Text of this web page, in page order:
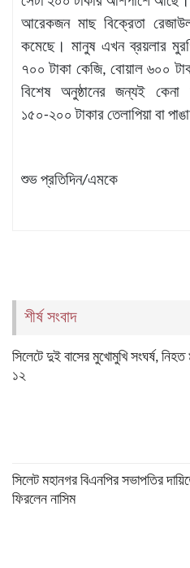
আরেকজন মাছ বিক্রেতা
কমেছে। মানুষ এখন ব্রয়লার
৭০০ টাকা কেজি, বোয়াল ৬০০
বিশেষ অনুষ্ঠানের জন্যই কেনা
১৫০-২০০ টাকার তেলাপিয়া বা
শুভ প্রতিদিন/এমকে
শীর্ষ সংবাদ
সিলেটে দুই বাসের মুখোমুখি সংঘর্ষ,
১২
সিলেট মহানগর বিএনপির সভাপতির
ফিরলেন নাসিম